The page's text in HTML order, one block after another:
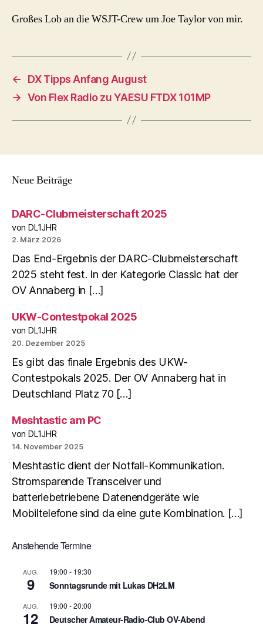
Großes Lob an die WSJT-Crew um Joe Taylor von mir.
←
DX Tipps Anfang August
→ Von Flex Radio zu YAESU FTDX 101MP
Neue Beiträge
DARC-Clubmeisterschaft 2025
von DL1JHR
2. März 2026
Das End-Ergebnis der DARC-Clubmeisterschaft
2025 steht fest. In der Kategorie Classic hat der
OV Annaberg in […]
UKW-Contestpokal 2025
von DL1JHR
20. Dezember 2025
Es gibt das finale Ergebnis des UKW-
Contestpokals 2025. Der OV Annaberg hat in
Deutschland Platz 70 […]
Meshtastic am PC
von DL1JHR
14. November 2025
Meshtastic dient der Notfall-Kommunikation.
Stromsparende Transceiver und
batteriebetriebene Datenendgeräte wie
Mobiltelefone sind da eine gute Kombination. […]
Anstehende Termine
AUG.
9
19:00 - 19:30
Sonntagsrunde mit Lukas DH2LM
AUG.
12
19:00 -20:00
Deutscher Amateur-Radio-Club OV-Abend